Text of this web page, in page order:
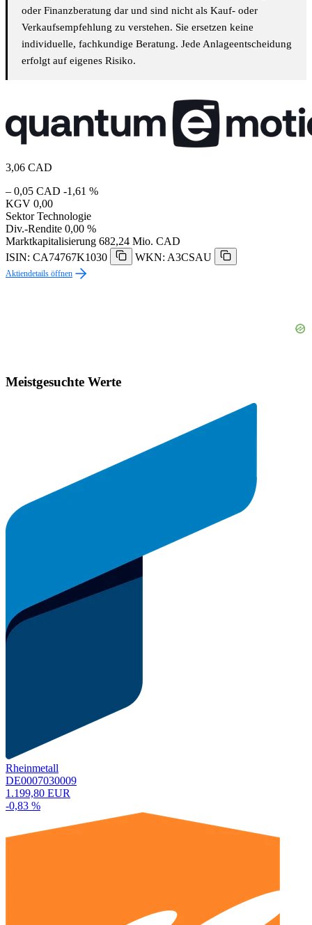
oder Finanzberatung dar und sind nicht als Kauf- oder
Verkaufsempfehlung zu verstehen. Sie ersetzen keine
individuelle, fachkundige Beratung. Jede Anlageentscheidung
erfolgt auf eigenes Risiko.
3,06 CAD
– 0,05 CAD -1,61 %
KGV 0,00
Sektor Technologie
Div.-Rendite 0,00 %
Marktkapitalisierung 682,24 Mio. CAD
ISIN: CA74767K1030
WKN: A3CSAU
Aktiendetails öffnen
Meistgesuchte Werte
Rheinmetall
DE0007030009
1.199,80 EUR
-0,83 %